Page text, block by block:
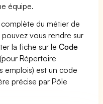
équipe.
du métier de
vous rendre sur
la fiche sur leCode
Répertoire
emplois) est un code
précise par Pôle